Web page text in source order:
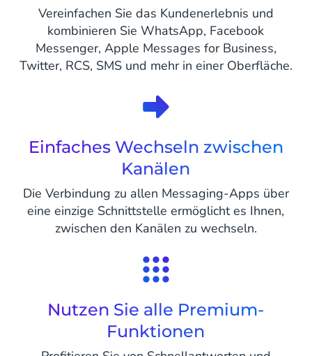
Vereinfachen Sie das Kundenerlebnis und
kombinieren Sie WhatsApp, Facebook
Messenger, Apple Messages for Business,
Twitter, RCS, SMS und mehr in einer Oberfläche.
Einfaches Wechseln zwischen
Kanälen
Die Verbindung zu allen Messaging-Apps über
eine einzige Schnittstelle ermöglicht es Ihnen,
zwischen den Kanälen zu wechseln.
Nutzen Sie alle Premium-
Funktionen